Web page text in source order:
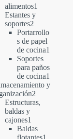
alimentos1
Estantes y
soportes22
productos
Portarrollo
s de papel
de cocina1
Soportes
para paños
de cocina1
producto
y
22
productos
Estructuras,
baldas y
cajones1
producto
Baldas
flotantes1